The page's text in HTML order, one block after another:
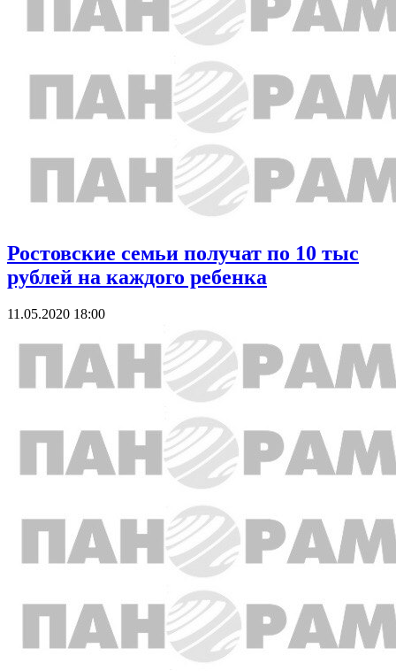
Ростовские семьи получат по 10 тыс
рублей на каждого ребенка
11.05.2020 18:00